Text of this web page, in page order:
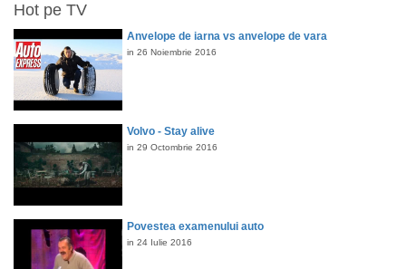
Hot pe TV
Anvelope de iarna vs anvelope de vara
in 26 Noiembrie 2016
Volvo - Stay alive
in 29 Octombrie 2016
Povestea examenului auto
in 24 Iulie 2016